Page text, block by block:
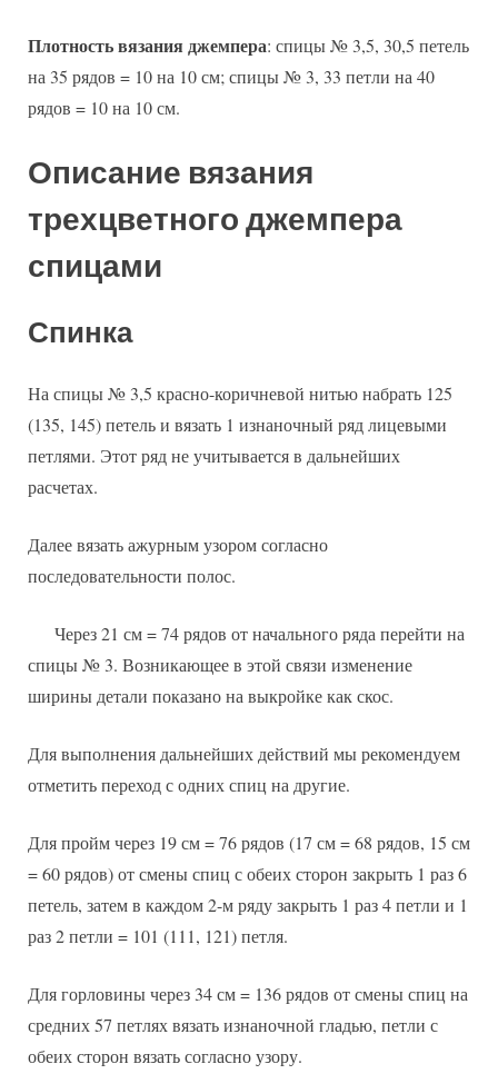
Плотность вязания джемпера: спицы № 3,5, 30,5 петель
на 35 рядов = 10 на 10 см; спицы № 3, 33 петли на 40
рядов = 10 на 10 см.
Описание вязания
трехцветного джемпера
спицами
Спинка
На спицы № 3,5 красно-коричневой нитью набрать 125
(135, 145) петель и вязать 1 изнаночный ряд лицевыми
петлями. Этот ряд не учитывается в дальнейших
расчетах.
Далее вязать ажурным узором согласно
последовательности полос.
Через 21 см = 74 рядов от начального ряда перейти на
спицы № 3. Возникающее в этой связи изменение
ширины детали показано на выкройке как скос.
Для выполнения дальнейших действий мы рекомендуем
отметить переход с одних спиц на другие.
Для пройм через 19 см = 76 рядов (17 см = 68 рядов, 15 см
= 60 рядов) от смены спиц с обеих сторон закрыть 1 раз 6
петель, затем в каждом 2-м ряду закрыть 1 раз 4 петли и 1
раз 2 петли = 101 (111, 121) петля.
Для горловины через 34 см = 136 рядов от смены спиц на
средних 57 петлях вязать изнаночной гладью, петли с
обеих сторон вязать согласно узору.